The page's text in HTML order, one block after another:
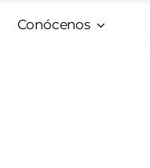
Conócenos